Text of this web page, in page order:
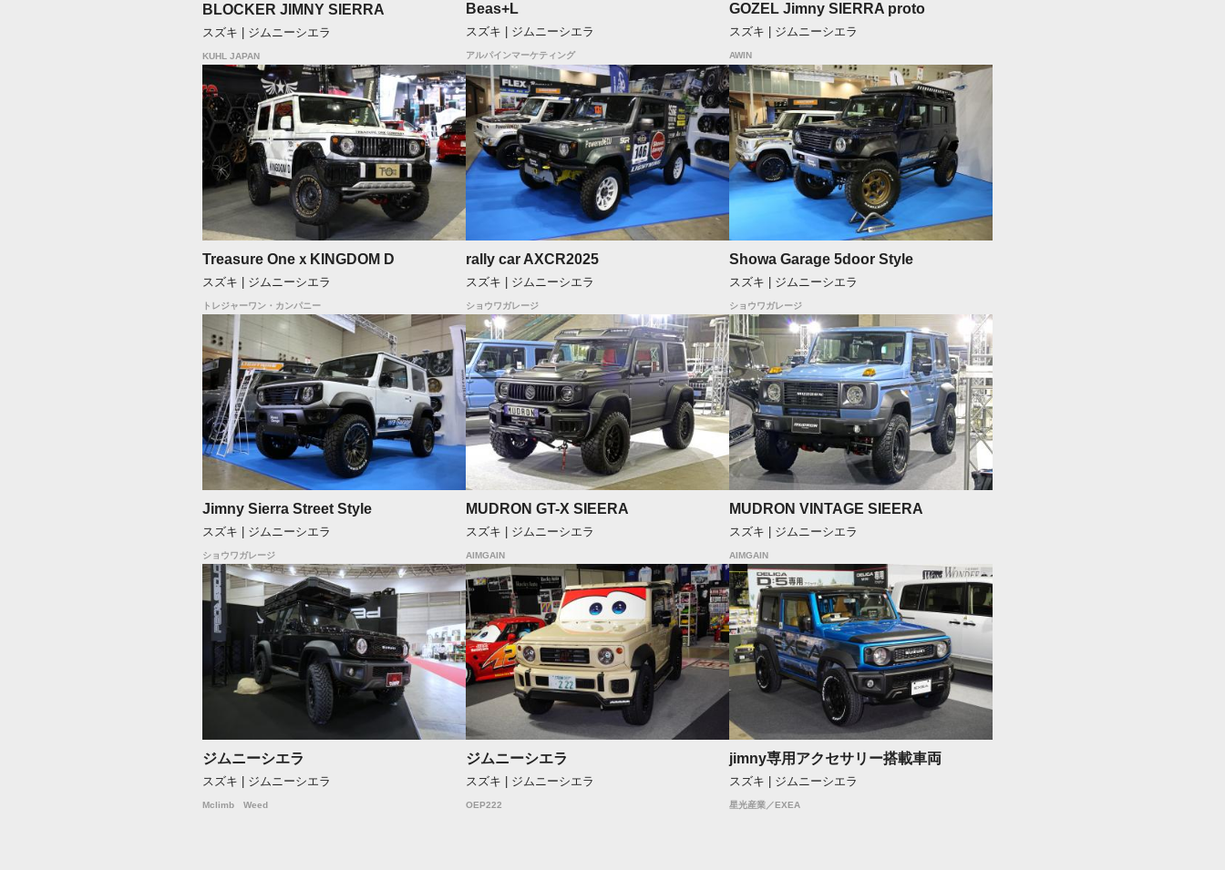
BLOCKER JIMNY SIERRA
スズキ | ジムニーシエラ
KUHL JAPAN
Beas+L
スズキ | ジムニーシエラ
アルパインマーケティング
GOZEL Jimny SIERRA proto
スズキ | ジムニーシエラ
AWIN
Treasure OneｘKINGDOM D
スズキ | ジムニーシエラ
トレジャーワン・カンパニー
rally car AXCR2025
スズキ | ジムニーシエラ
ショウワガレージ
Showa Garage 5door Style
スズキ | ジムニーシエラ
ショウワガレージ
Jimny Sierra Street Style
スズキ | ジムニーシエラ
ショウワガレージ
MUDRON GT-X SIEERA
スズキ | ジムニーシエラ
AIMGAIN
MUDRON VINTAGE SIEERA
スズキ | ジムニーシエラ
AIMGAIN
ジムニーシエラ
スズキ | ジムニーシエラ
Mclimb Weed
ジムニーシエラ
スズキ | ジムニーシエラ
OEP222
jimny専用アクセサリー搭載車両
スズキ | ジムニーシエラ
星光産業／EXEA